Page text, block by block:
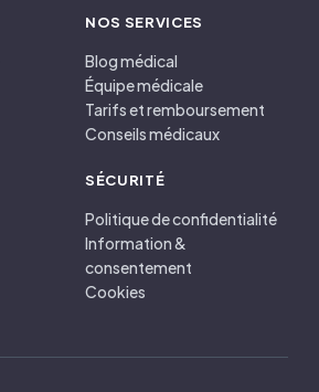
NOS SERVICES
Blog médical
Équipe médicale
Tarifs et remboursement
Conseils médicaux
SÉCURITÉ
Politique de confidentialité
Information &
consentement
Cookies